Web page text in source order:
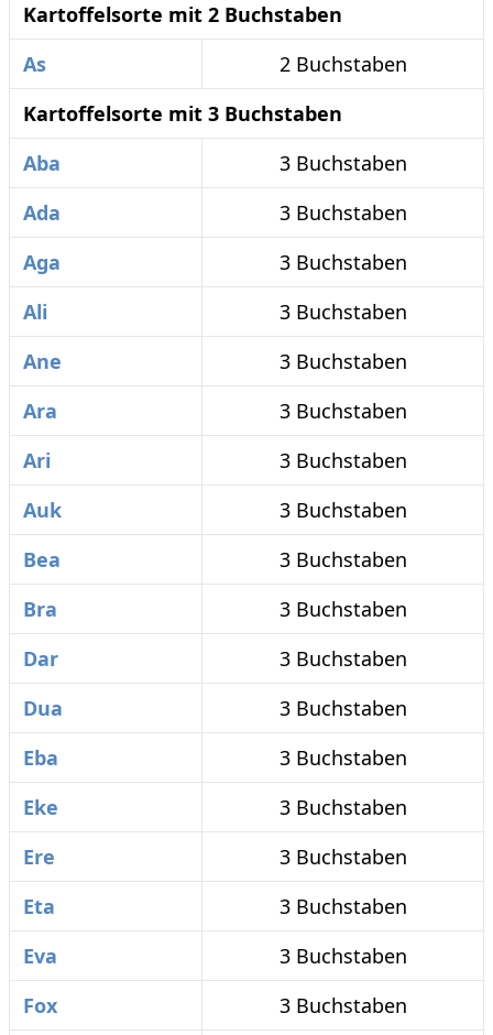
Kartoffelsorte mit 2 Buchstaben
As
2 Buchstaben
Kartoffelsorte mit 3 Buchstaben
Aba
3 Buchstaben
Ada
3 Buchstaben
Aga
3 Buchstaben
Ali
3 Buchstaben
Ane
3 Buchstaben
Ara
3 Buchstaben
Ari
3 Buchstaben
Auk
3 Buchstaben
Bea
3 Buchstaben
Bra
3 Buchstaben
Dar
3 Buchstaben
Dua
3 Buchstaben
Eba
3 Buchstaben
Eke
3 Buchstaben
Ere
3 Buchstaben
Eta
3 Buchstaben
Eva
3 Buchstaben
Fox
3 Buchstaben